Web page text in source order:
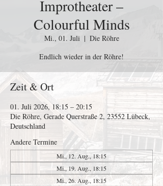
Improtheater –
Colourful Minds
Mi., 01. Juli
  |
Die Röhre
Endlich wieder in der Röhre!
Zeit & Ort
01. Juli 2026, 18:15 – 20:15
Die Röhre, Gerade Querstraße 2, 23552 Lübeck,
Deutschland
Andere Termine
Mi., 12. Aug., 18:15
Mi., 19. Aug., 18:15
Mi., 26. Aug., 18:15